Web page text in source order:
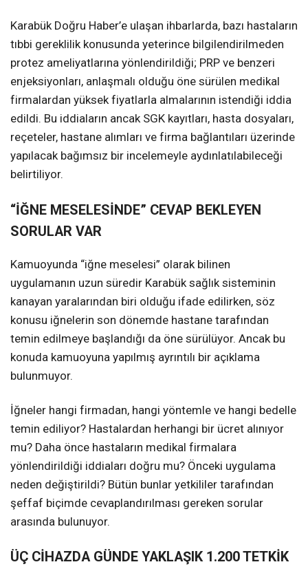
Karabük Doğru Haber’e ulaşan ihbarlarda, bazı hastaların
tıbbi gereklilik konusunda yeterince bilgilendirilmeden
protez ameliyatlarına yönlendirildiği; PRP ve benzeri
enjeksiyonları, anlaşmalı olduğu öne sürülen medikal
firmalardan yüksek fiyatlarla almalarının istendiği iddia
edildi. Bu iddiaların ancak SGK kayıtları, hasta dosyaları,
reçeteler, hastane alımları ve firma bağlantıları üzerinde
yapılacak bağımsız bir incelemeyle aydınlatılabileceği
belirtiliyor.
“İĞNE MESELESİNDE” CEVAP BEKLEYEN
SORULAR VAR
Kamuoyunda “iğne meselesi” olarak bilinen
uygulamanın uzun süredir Karabük sağlık sisteminin
kanayan yaralarından biri olduğu ifade edilirken, söz
konusu iğnelerin son dönemde hastane tarafından
temin edilmeye başlandığı da öne sürülüyor. Ancak bu
konuda kamuoyuna yapılmış ayrıntılı bir açıklama
bulunmuyor.
İğneler hangi firmadan, hangi yöntemle ve hangi bedelle
temin ediliyor? Hastalardan herhangi bir ücret alınıyor
mu? Daha önce hastaların medikal firmalara
yönlendirildiği iddiaları doğru mu? Önceki uygulama
neden değiştirildi? Bütün bunlar yetkililer tarafından
şeffaf biçimde cevaplandırılması gereken sorular
arasında bulunuyor.
ÜÇ CİHAZDA GÜNDE YAKLAŞIK 1.200 TETKİK